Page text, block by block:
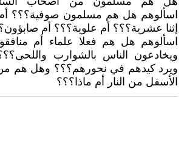
اسألوهم هل هم مسلمون صوفية؟؟؟
إثنا عشرية؟؟؟ أم علوية؟؟؟ أم
اسألوهم هل هم فعلا علماء أم
ويخادعون الناس بالشوارب
ويرد كيدهم في نحورهم؟؟؟ وهل هم
الأسفل من النار أم ماذا؟؟؟